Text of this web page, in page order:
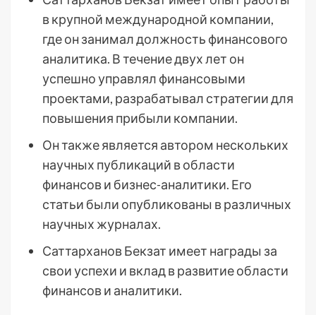
в крупной международной компании,
где он занимал должность финансового
аналитика. В течение двух лет он
успешно управлял финансовыми
проектами, разрабатывал стратегии для
повышения прибыли компании.
Он также является автором нескольких
научных публикаций в области
финансов и бизнес-аналитики. Его
статьи были опубликованы в различных
научных журналах.
Саттарханов Бекзат имеет награды за
свои успехи и вклад в развитие области
финансов и аналитики.